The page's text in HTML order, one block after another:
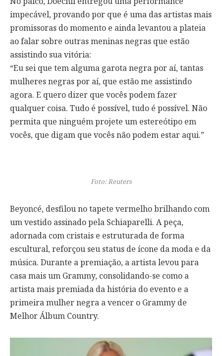
impecável, provando por que é uma das artistas mais
promissoras do momento e ainda levantou a plateia
ao falar sobre outras meninas negras que estão
assistindo sua vitória:
“Eu sei que tem alguma garota negra por aí, tantas
mulheres negras por aí, que estão me assistindo
agora. E quero dizer que vocês podem fazer
qualquer coisa. Tudo é possível, tudo é possível. Não
permita que ninguém projete um estereótipo em
vocês, que digam que vocês não podem estar aqui.”
Foto: Reuters
Beyoncé, desfilou no tapete vermelho brilhando com
um vestido assinado pela Schiaparelli. A peça,
adornada com cristais e estruturada de forma
escultural, reforçou seu status de ícone da moda e da
música. Durante a premiação, a artista levou para
casa mais um Grammy, consolidando-se como a
artista mais premiada da história do evento e a
primeira mulher negra a vencer o Grammy de
Melhor Álbum Country.